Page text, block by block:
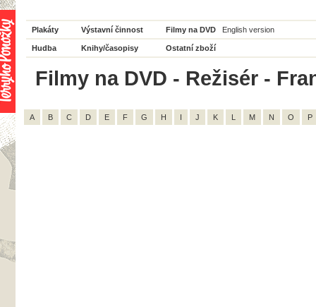
Plakáty Výstavní činnost Filmy na DVD English version
Hudba Knihy/časopisy Ostatní zboží
Filmy na DVD - Režisér -
A B C D E F G H I J K L M N O P